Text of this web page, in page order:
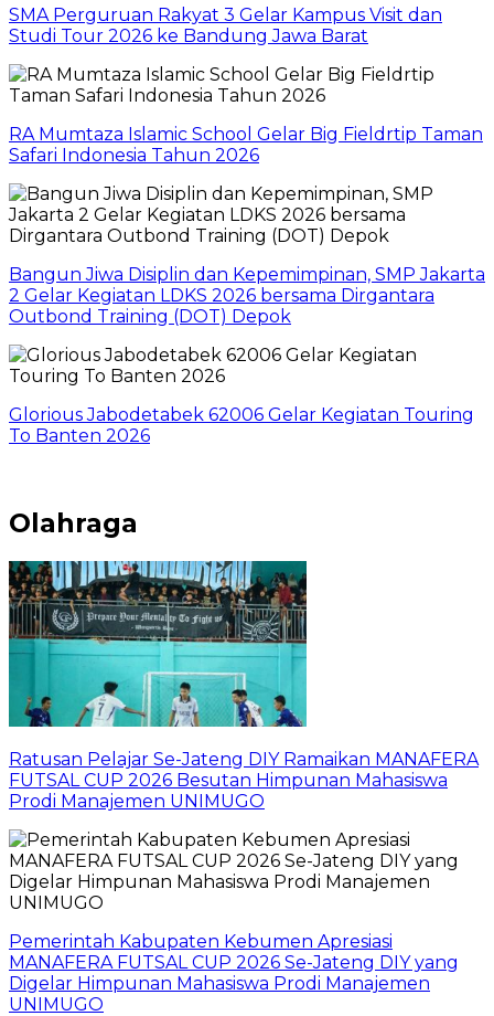
SMA Perguruan Rakyat 3 Gelar Kampus Visit dan
Studi Tour 2026 ke Bandung Jawa Barat
RA Mumtaza Islamic School Gelar Big Fieldrtip Taman
Safari Indonesia Tahun 2026
Bangun Jiwa Disiplin dan Kepemimpinan, SMP Jakarta
2 Gelar Kegiatan LDKS 2026 bersama Dirgantara
Outbond Training (DOT) Depok
Glorious Jabodetabek 62006 Gelar Kegiatan Touring
To Banten 2026
Olahraga
Ratusan Pelajar Se-Jateng DIY Ramaikan MANAFERA
FUTSAL CUP 2026 Besutan Himpunan Mahasiswa
Prodi Manajemen UNIMUGO
Pemerintah Kabupaten Kebumen Apresiasi
MANAFERA FUTSAL CUP 2026 Se-Jateng DIY yang
Digelar Himpunan Mahasiswa Prodi Manajemen
UNIMUGO